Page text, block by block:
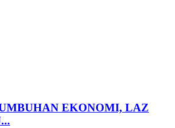
EKONOMI, LAZ